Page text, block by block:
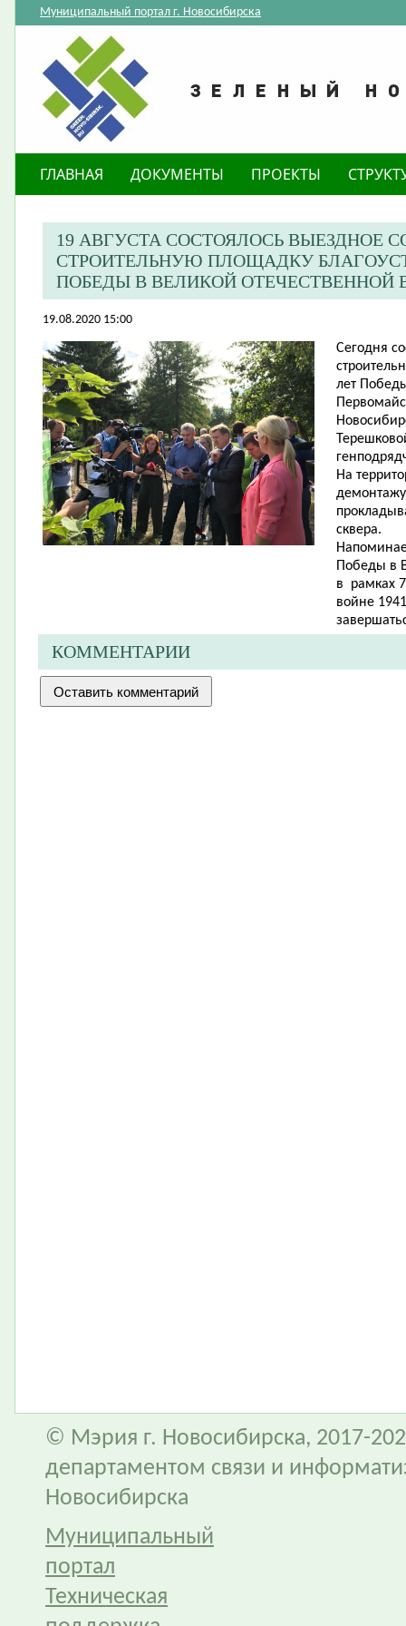
Муниципальный портал г. Новосибирска
ГЛАВНАЯ ДОКУМЕНТЫ ПРОЕКТЫ
19 АВГУСТА СОСТОЯЛОСЬ ВЫЕЗДНОЕ
СТРОИТЕЛЬНУЮ ПЛОЩАДКУ
ПОБЕДЫ В ВЕЛИКОЙ ОТЕЧЕСТВЕННОЙ
19.08.2020 15:00
Сегодня
лет
На
сквера.
Победы в
в
рамках
войне
КОММЕНТАРИИ
© Мэрия г. Новосибирска, 2017-
департаментом связи и
Новосибирска
Муниципальный
портал
Техническая